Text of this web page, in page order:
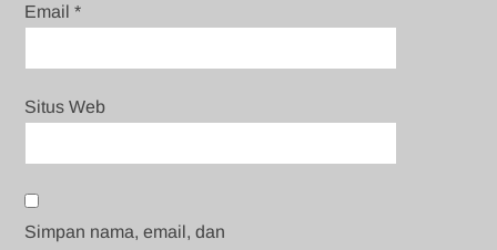
Email*
Situs Web
Simpan nama, email, dan